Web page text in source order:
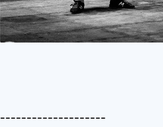
--------------------